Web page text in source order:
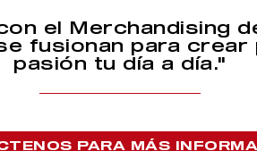
el Merchandising
fusionan para
pasión tu día a día."
PARA MÁS